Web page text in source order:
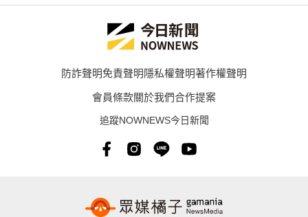
防詐聲明免責聲明隱私權聲明著作權聲明
會員條款關於我們合作提案
追蹤NOWNEWS今日新聞